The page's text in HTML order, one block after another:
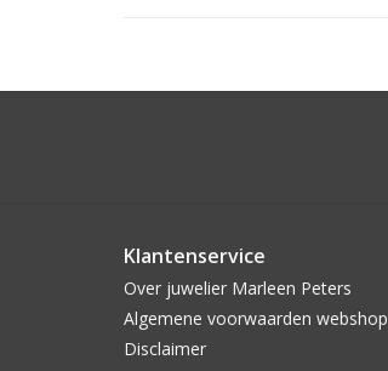
Klantenservice
Over juwelier Marleen Peters
Algemene voorwaarden webshop
Disclaimer